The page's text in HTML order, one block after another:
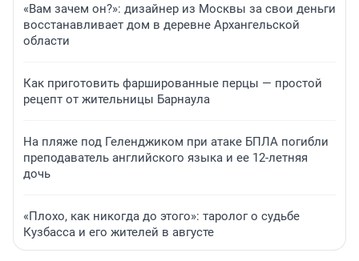
«Вам зачем он?»: дизайнер из Москвы за свои деньги
восстанавливает дом в деревне Архангельской
области
Как приготовить фаршированные перцы — простой
рецепт от жительницы Барнаула
На пляже под Геленджиком при атаке БПЛА погибли
преподаватель английского языка и ее 12-летняя
дочь
«Плохо, как никогда до этого»: таролог о судьбе
Кузбасса и его жителей в августе